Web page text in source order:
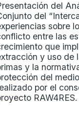
del
del
sobre
entre las
que
y uso de
y la
del
por el
RAW4RES.